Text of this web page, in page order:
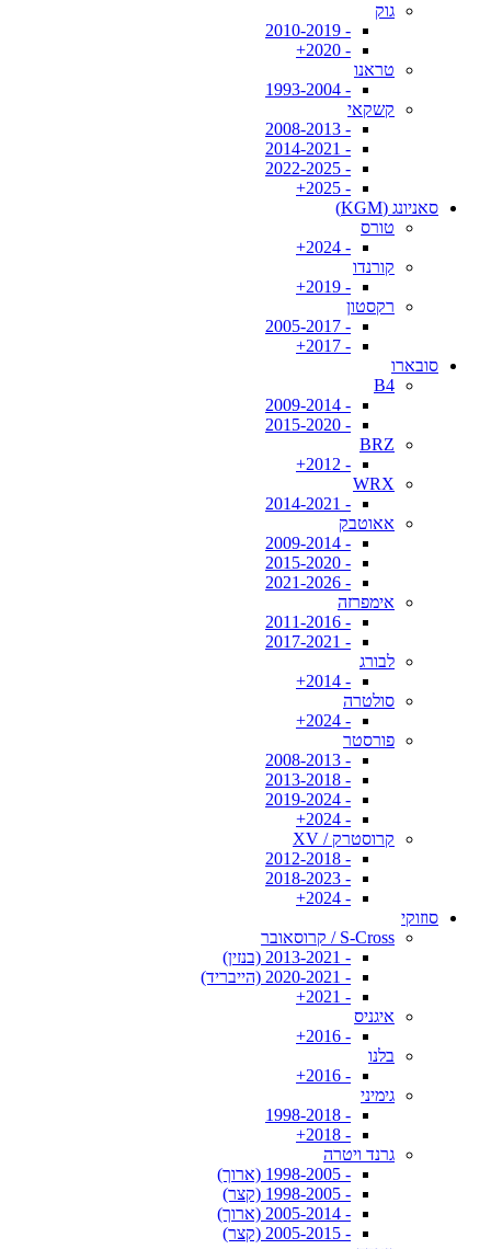
גוק
- 2010-2019
- 2020+
טראנו
- 1993-2004
קשקאי
- 2008-2013
- 2014-2021
- 2022-2025
- 2025+
סאניונג (KGM)
טורס
- 2024+
קורנדו
- 2019+
רקסטון
- 2005-2017
- 2017+
סובארו
B4
- 2009-2014
- 2015-2020
BRZ
- 2012+
WRX
- 2014-2021
אאוטבק
- 2009-2014
- 2015-2020
- 2021-2026
אימפרזה
- 2011-2016
- 2017-2021
לבורג
- 2014+
סולטרה
- 2024+
פורסטר
- 2008-2013
- 2013-2018
- 2019-2024
- 2024+
קרוסטרק / XV
- 2012-2018
- 2018-2023
- 2024+
סוזוקי
S-Cross / קרוסאובר
- 2013-2021 (בנזין)
- 2020-2021 (הייבריד)
- 2021+
איגניס
- 2016+
בלנו
- 2016+
גימיני
- 1998-2018
- 2018+
גרנד ויטרה
- 1998-2005 (ארוך)
- 1998-2005 (קצר)
- 2005-2014 (ארוך)
- 2005-2015 (קצר)